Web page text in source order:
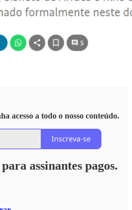
acesso a todo o nosso conteúdo.
Inscreva-se
assinantes pagos.